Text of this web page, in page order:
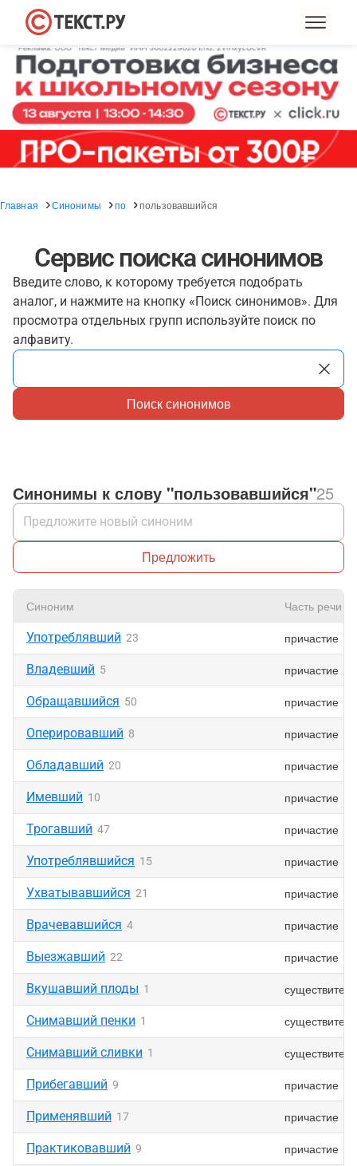
Главная Синонимы по пользовавшийся
Сервис поиска синонимов
Введите слово, к которому требуется подобрать
аналог, и нажмите на кнопку «Поиск синонимов». Для
просмотра отдельных групп используйте поиск по
алфавиту.
Поиск синонимов
Синонимы к слову "пользовавшийся"25
Предложить
Синоним Часть речи
Употреблявший 23 причастие
Владевший 5 причастие
Обращавшийся 50 причастие
Оперировавший 8 причастие
Обладавший 20 причастие
Имевший 10 причастие
Трогавший 47 причастие
Употреблявшийся 15 причастие
Ухватывавшийся 21 причастие
Врачевавшийся 4 причастие
Выезжавший 22 причастие
Вкушавший плоды 1
Снимавший пенки 1
Снимавший сливки 1
Прибегавший 9 причастие
Применявший 17 причастие
Практиковавший 9 причастие